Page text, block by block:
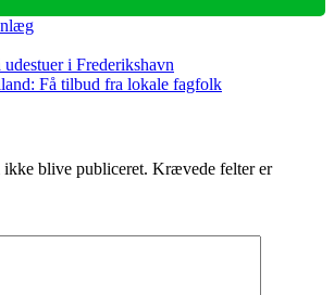
i Frederikshavn
Få tilbud fra lokale fagfolk
blive publiceret. Krævede felter er